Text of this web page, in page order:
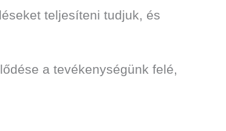
teljesíteni tudjuk, és
a tevékenységünk felé,